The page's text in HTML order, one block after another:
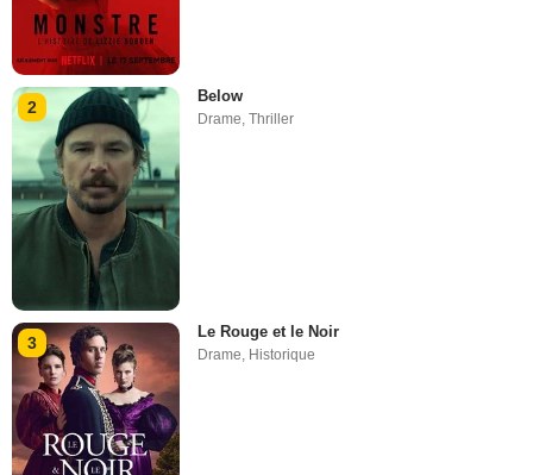
2
Below
Drame,Thriller
3
Le Rouge et le Noir
Drame, Historique